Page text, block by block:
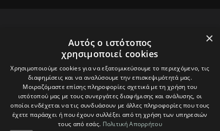
ΕΓΓΡΑΦΕΙΤΕ ΣΤΟ NEWSLETTER
ΜΑΣ ΓΙΑ ΝΑ ΛΑΜΒΑΝΕΤΕ ΝΕΑ
Δώρο ένα κουπόνι
5€ για τις πρώτες
αγορές σας άνω
×
Αυτός ο ιστότοπος
χρησιμοποιεί cookies
Χρησιμοποιούμε cookies για να εξατομικεύσουμε το περιεχόμενο, τις
διαφημίσεις και να αναλύσουμε την επισκεψιμότητά μας.
Μοιραζόμαστε επίσης πληροφορίες σχετικά με τη χρήση του
ιστότοπού μας με τους συνεργάτες διαφήμισης και ανάλυσης, οι
οποίοι ενδέχεται να τις συνδυάσουν με άλλες πληροφορίες που τους
έχετε παράσχει ή που έχουν συλλέξει από τη χρήση των υπηρεσιών
τους από εσάς. Πολιτική Απορρήτου